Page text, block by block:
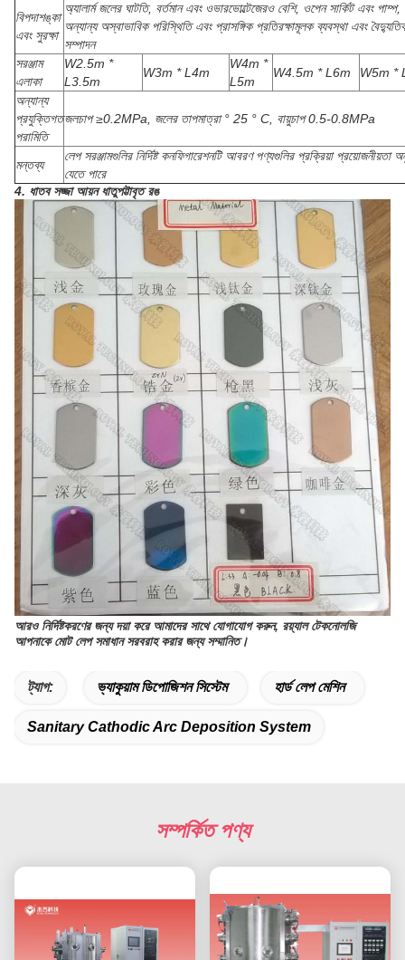
বিপদাশঙ্কা
এবং সুরক্ষা
অ্যালার্ম জলের ঘাটতি, বর্তমান এবং ওভারভোল্টেজেরও বেশি, ওপেন সার্কিট এবং পাম্প,
অন্যান্য অস্বাভাবিক পরিস্থিতি এবং প্রাসঙ্গিক প্রতিরক্ষামূলক ব্যবস্থা এবং
সম্পাদন
সরঞ্জাম
এলাকা
W2.5m *
L3.5m
W3m * L4m
W4m *
L5m
W4.5m * L6m
W5m *
অন্যান্য
প্রযুক্তিগত
পরামিতি
জলচাপ ≥0.2MPa, জলের তাপমাত্রা ° 25 ° C, বায়ুচাপ 0.5-0.8MPa
মন্তব্য
লেপ সরঞ্জামগুলির নির্দিষ্ট কনফিগারেশনটি আবরণ পণ্যগুলির প্রক্রিয়া প্রয়োজনীয়তা
যেতে পারে
4. ধাতব সজ্জা আয়ন ধাতুপট্টাবৃত রঙ
আরও নির্দিষ্টকরণের জন্য দয়া করে আমাদের সাথে যোগাযোগ করুন, রয়্যাল টেকনোলজি
আপনাকে মোট লেপ সমাধান সরবরাহ করার জন্য সম্মানিত।
ট্যাগ: ভ্যাকুয়াম ডিপোজিশন সিস্টেম হার্ড লেপ মেশিন
Sanitary Cathodic Arc Deposition System
সম্পর্কিত পণ্য